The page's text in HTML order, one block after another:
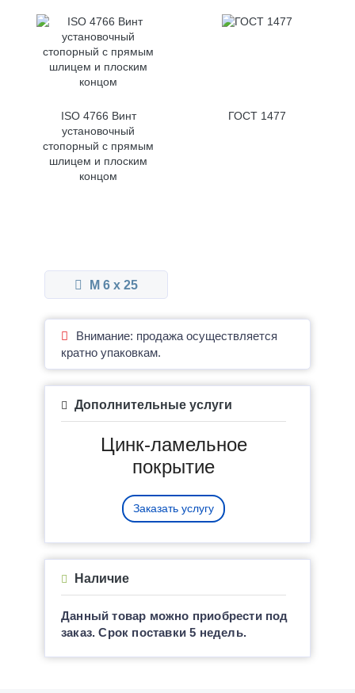
ISO 4766 Винт
установочный
стопорный с прямым
шлицем и плоским
концом
ГОСТ 1477
М 6 x 25
Внимание: продажа осуществляется
кратно упаковкам.
Дополнительные услуги
Цинк-ламельное
покрытие
Заказать услугу
Наличие
Данный товар можно приобрести под
заказ. Срок поставки 5 недель.